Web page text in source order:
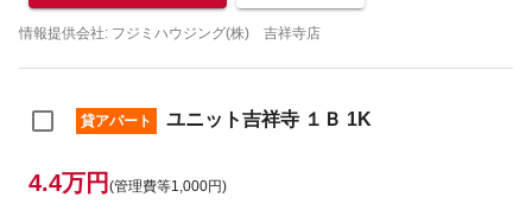
情報提供会社: フジミハウジング(株) 吉祥寺店
貸アパート ユニット吉祥寺 １Ｂ 1K
4.4万円 (管理費等1,000円)